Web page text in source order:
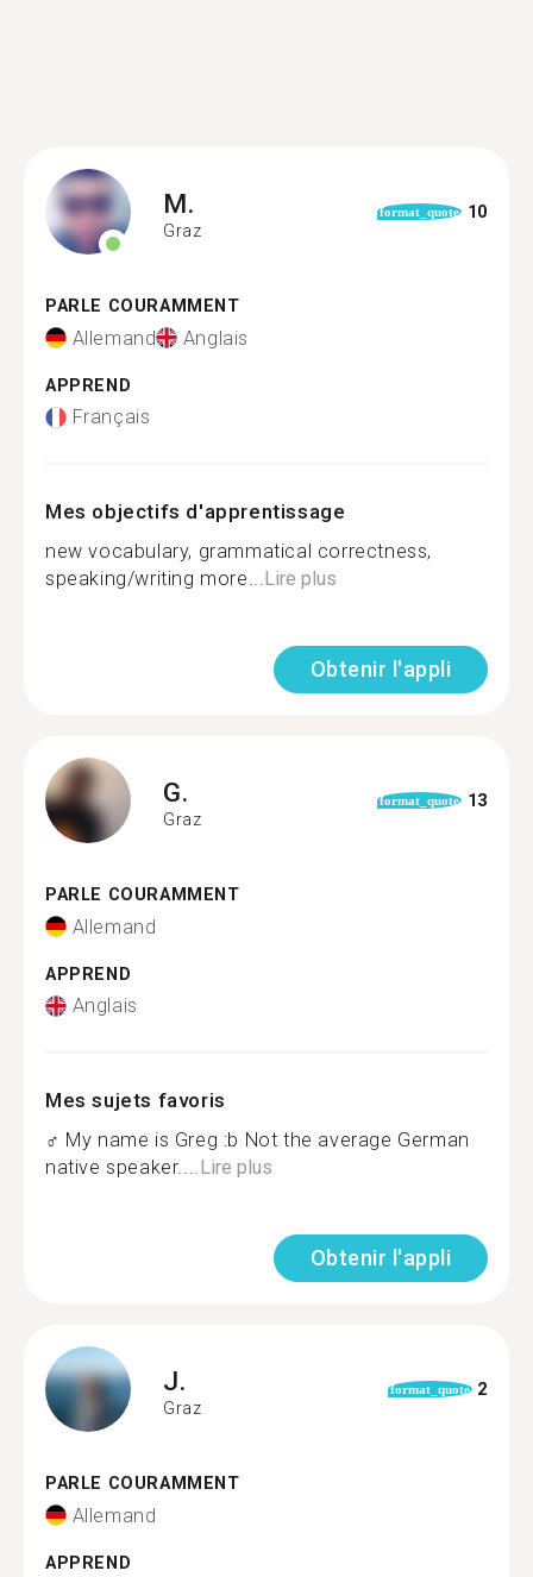
M.
Graz
format_quote 10
PARLE COURAMMENT
Allemand Anglais
APPREND
Français
Mes objectifs d'apprentissage
new vocabulary, grammatical correctness,
speaking/writing more...Lire plus
Obtenir l'appli
G.
Graz
format_quote 13
PARLE COURAMMENT
Allemand
APPREND
Anglais
Mes sujets favoris
‍♂️ My name is Greg :b Not the average German
native speaker....Lire plus
Obtenir l'appli
J.
Graz
format_quote 2
PARLE COURAMMENT
Allemand
APPREND